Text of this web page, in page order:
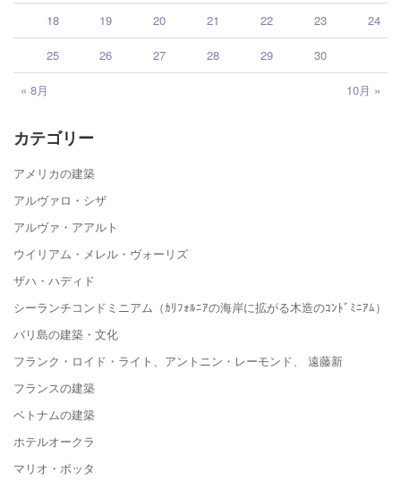
« 8月 10月 »
18 19 20 21 22 23 24
25 26 27 28 29 30
カテゴリー
アメリカの建築
アルヴァロ・シザ
アルヴァ・アアルト
ウイリアム・メレル・ヴォーリズ
ザハ・ハディド
シーランチコンドミニアム（ｶﾘﾌｫﾙﾆｱの海岸に拡がる木造のｺﾝﾄﾞﾐﾆｱﾑ）
バリ島の建築・文化
フランク・ロイド・ライト、アントニン・レーモンド、 遠藤新
フランスの建築
ベトナムの建築
ホテルオークラ
マリオ・ボッタ